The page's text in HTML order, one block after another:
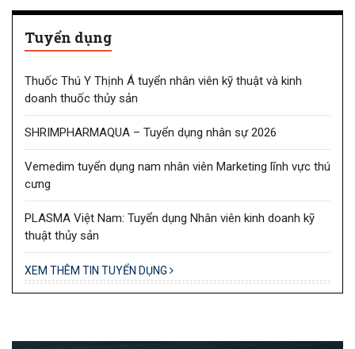
Tuyển dụng
Thuốc Thú Y Thịnh Á tuyển nhân viên kỹ thuật và kinh
doanh thuốc thủy sản
SHRIMPHARMAQUA – Tuyển dụng nhân sự 2026
Vemedim tuyển dụng nam nhân viên Marketing lĩnh vực thú
cưng
PLASMA Việt Nam: Tuyển dụng Nhân viên kinh doanh kỹ
thuật thủy sản
XEM THÊM TIN TUYỂN DỤNG